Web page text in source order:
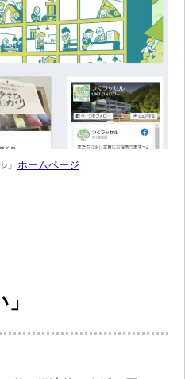
」 ホームページ